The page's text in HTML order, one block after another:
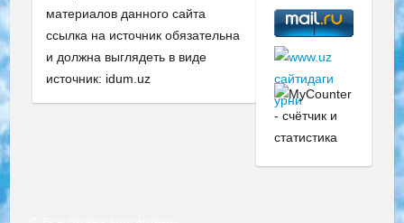
материалов данного сайта
ссылка на источник обязательна
и должна выглядеть в виде
источник: idum.uz